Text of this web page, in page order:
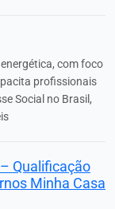
com foco
profissionais
Social no Brasil,
Qualificação
Minha Casa